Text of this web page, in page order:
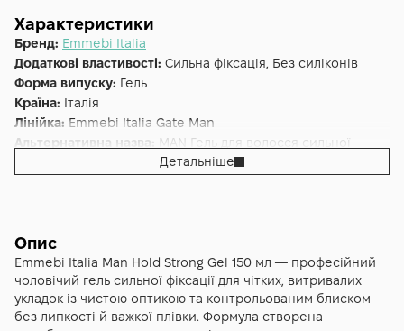
Характеристики
Бренд: Emmebi Italia
Додаткові властивості: Сильна фіксація, Без силіконів
Форма випуску: Гель
Країна: Італія
Лінійка: Emmebi Italia Gate Man
Альтернативна назва: MAN Гель для волосся сильної
Детальніше
Опис
Emmebi Italia Man Hold Strong Gel 150 мл — професійний
чоловічий гель сильної фіксації для чітких, витривалих
укладок із чистою оптикою та контрольованим блиском
без липкості й важкої плівки. Формула створена